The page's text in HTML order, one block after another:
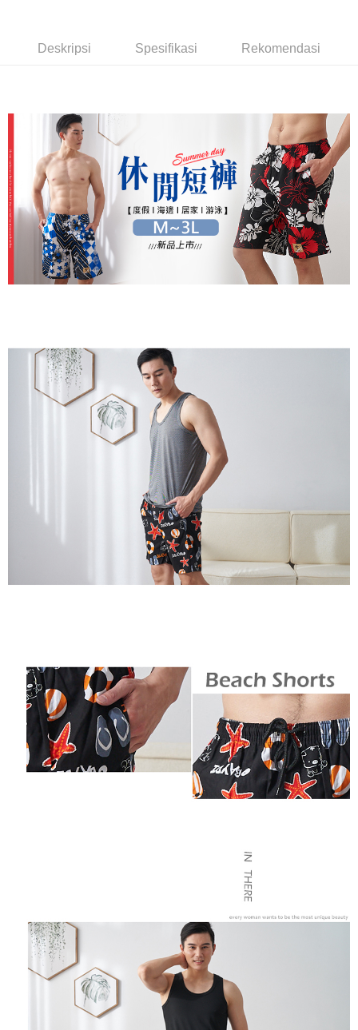
mudah alih anda, memilih bilangan ansuran, dan menetapkan tarikh
yang dikenakan adalah tertakluk kepada maklumat yang dinyatakan
pada halaman pengesahan transaksi seterusnya.
Jika transaksi tidak disahkan dalam masa 30 minit selepas pesanan
dibuat, atau jika permohonan gagal dalam proses semakan, pesanan
akan dibatalkan secara automatik. Jika permohonan gagal pada
peringkat "semakan manual", ini bermakna kriteria pemarkahan sistem
tidak dipenuhi; butiran penilaian khusus tidak akan didedahkan.
[Arahan Pembayaran]
Pembayaran ansuran melalui OP Pay Later akan dibilkan secara
menyelesaikan pembayaran anda melalui salah satu saluran berikut: kod
bar kedai serbaneka, kedai runcit Taiwan Mobile, pemindahan bank,
JKOPay, atau iPASS MONEY.
[Nota Penting]
Perkhidmatan ini disediakan oleh Taiwan Mobile Co., Ltd. (“Syarikat”),
yang membolehkan pelanggan membeli barangan atau perkhidmatan
melalui perkhidmatan ini pada masa transaksi. Hasil daripada pembelian
atau pembayaran ansuran akan dipindahkan oleh peniaga kepada
Syarikat, dan pelanggan hendaklah membuat pembayaran mengikut
perjanjian menggunakan sistem bil Syarikat.
Untuk memenuhi hubungan kontrak yang terjalin melalui persetujuan
penggunaan OP Pay Later, peniaga akan memberikan maklumat peribadi
anda (termasuk nama, nombor telefon, atau alamat) kepada Syarikat bagi
tujuan pengumpulan, pemprosesan dan penggunaan data yang
style">https://oppay.tw/userRule
【Panduan Penggunaan Pembayaran Ansuran Gogo】
1. Perkhidmatan ini disediakan oleh Taiwan Mobile, pengguna telefon
mudah alih boleh segera menggunakan tanpa perlu memohon lagi.
(Hanya untuk nombor langganan peribadi, tidak terbuka untuk syarikat
dan kad prabayar)
2. Pilihan kaedah pembayaran "Pembayaran Ansuran Gogo", selepas
pesanan ditubuhkan, akan secara automatik dialihkan ke proses
transaksi Gogo, selepas pengesahan nombor telefon, pilih bilangan
adalah berdasarkan halaman pengesahan transaksi seterusnya.
4. Dalam masa 30 minit selepas pesanan ditubuhkan, jika tidak pergi
untuk mengesahkan transaksi atau jika tidak lulus semakan, pesanan
akan dibatalkan secara automatik. Jika terdapat situasi "pindah untuk
penilaian tidak mencukupi, tiada penjelasan mengenai kandungan
penilaian boleh diberikan.
【Penerangan Kaedah Pembayaran】
1. Pembayaran ansuran tidak digabungkan dalam bil telekomunikasi,
"Pembayaran Ansuran Gogo" akan menghantar SMS peringatan
pembayaran selepas tarikh penyelesaian bulanan.
2. Melalui pautan SMS untuk membuka bil, anda boleh memilih untuk
3. Tiada bayaran diperlukan apabila pesanan disahkan. Produk akan
dihantar ke alamat yang ditetapkan.
5. Tiada bayaran diperlukan apabila anda menerima produk. Sila buat
pembayaran di empat kedai serbaneka utama, ATM atau perbankan
dalam talian dengan SMS pembayaran atau pemberitahuan tolak aplikasi
AFTEE.
Sila ambil perhatian bahawa tempoh pembayaran adalah 14 hari. Walau
bagaimanapun, bagi mereka yang telah memuat turun Aplikasi AFTEE
dan mendaftar sebagai ahli AFTEE boleh menikmati tempoh pembayaran
sehingga 45 hari.
Tempoh pembayaran dikira dari masa kedai meminta pembayaran anda,
ditambah dengan bilangan hari yang boleh dilanjutkan oleh AFTEE. Anda
boleh melanjutkan tempoh pembayaran anda sebelum anda menerima
kepada AFTEE dalam tempoh sama ada anda menerima pesanan.
Kedua, Sekatan Pembayaran
1. Jumlah yang diperakui untuk pengguna kali pertama boleh sehingga
NT$10,000. Amaun diperakui sebenar yang diluluskan akan berdasarkan
keputusan pensijilan dan semakan oleh AFTEE.
2. Amaun perbelanjaan minimum mestilah lebih besar daripada NT$20.
3. Pada masa ini hanya tersedia untuk ahli Taiwan.
Perkhidmatan AFTEE Beli Sekarang Bayar Kemudian disediakan oleh NP
Taiwan, Inc. dan AFTEE akan membuat bil kepada pengguna. AFTEE
akan menggunakan data peribadi yang dikumpul (termasuk nama
pembeli, no. telefon, nama penerima, no. telefon, alamat penerima) untuk
penggunaan perkhidmatan. Sila rujuk kepada "Penyata Pengumpulan
Data Peribadi, Pemprosesan, Penggunaan"
(https://aftee.tw/privacypolicy/) untuk maklumat lanjut.
mendapatkan kebenaran daripada ibu bapa atau penjaga yang sah
untuk menggunakan AFTEE.
Sila hubungi NP Taiwan Inc. di cs_tw@netprotections.co.jp jika anda
mempunyai sebarang kebimbangan mengenai pemprosesan dan
penggunaan pada data peribadi. Jika anda tidak bersetuju dengan data
peribadi yang disenaraikan seperti di atas akan dikumpul dan digunakan
oleh AFTEE, sila jangan gunakan perkhidmatan ini.
會員帳號後，即可在購物車使用 Hami Point 折抵消費金額 (1點等於1元)。
Pemindahan ATM
Pilihan Penghantaran
全家取貨付款
NT$80/pesanan | Penghantaran percuma untuk pesanan
NT$499 atau lebih
付款後全家取貨
NT$80/pesanan | Penghantaran percuma untuk pesanan
NT$499 atau lebih
萊爾富取貨付款
付款後萊爾富取貨
NT$80/pesanan | Penghantaran percuma untuk pesanan
NT$799 atau lebih
NT$80/pesanan | Penghantaran percuma untuk pesanan
NT$80/pesanan | Penghantaran percuma untuk pesanan
NT$90/pesanan
黑貓貨到付款
NT$120/pesanan
國家/地區配送 Kadar Penghantaran
Deskripsi Spesifikasi Rekomendasi